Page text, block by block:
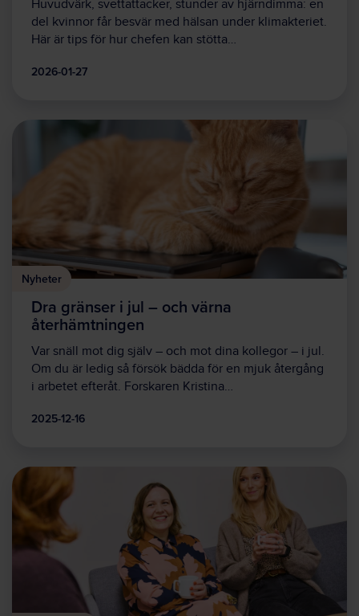
Huvudvärk, svettattacker, stunder av hjärndimma: en
del kvinnor får besvär med hälsan under klimakteriet.
Här är tips för hur chefen kan stötta…
2026-01-27
Nyheter
Dra gränser i jul – och värna
återhämtningen
Var snäll mot dig själv – och mot dina kollegor – i jul.
Om du är ledig så försök bädda för en mjuk återgång
i arbetet efteråt. Forskaren Kristina…
2025-12-16